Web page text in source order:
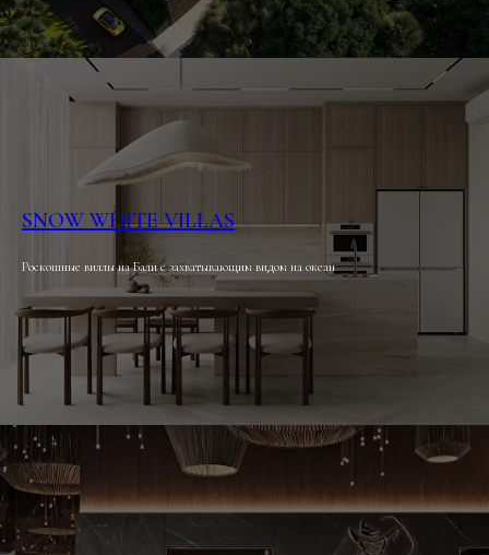
SNOW WHITE VILLAS
Роскошные виллы на Бали с захватывающим видом на океан